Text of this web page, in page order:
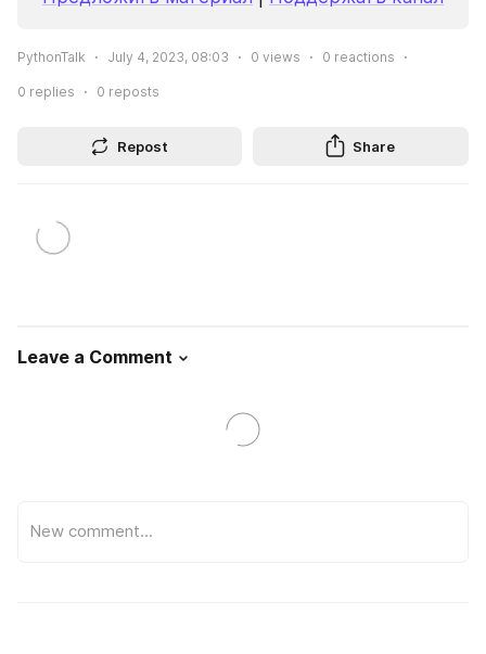
PythonTalk July 4, 2023, 08:03 0 views 0 reactions
0 replies 0 reposts
Repost Share
Leave a Comment